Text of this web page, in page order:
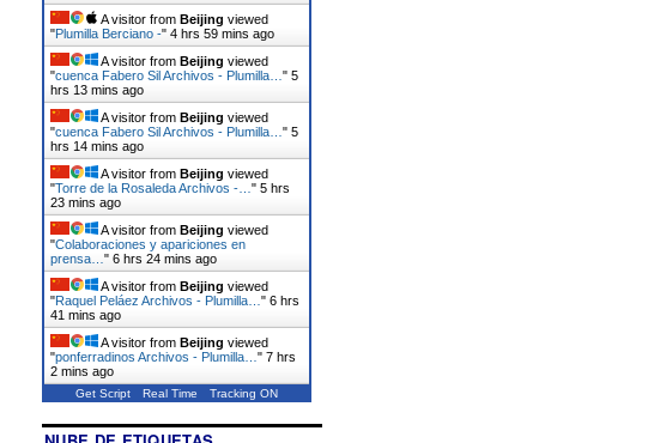
A visitor from Beijing viewed
"Plumilla Berciano -" 4 hrs 59 mins ago
A visitor from Beijing viewed
"cuenca Fabero Sil Archivos - Plumilla… " 5
hrs 14 mins ago
A visitor from Beijing viewed
"cuenca Fabero Sil Archivos - Plumilla… " 5
hrs 14 mins ago
A visitor from Beijing viewed
"Torre de la Rosaleda Archivos -… " 5 hrs
23 mins ago
A visitor from Beijing viewed
"Colaboraciones y apariciones en
prensa… " 6 hrs 24 mins ago
A visitor from Beijing viewed
"Raquel Peláez Archivos - Plumilla… " 6 hrs
41 mins ago
A visitor from Beijing viewed
"ponferradinos Archivos - Plumilla… " 7 hrs
2 mins ago
Get Script Real Time Tracking ON